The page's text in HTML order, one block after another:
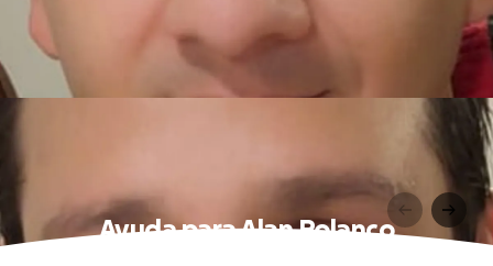
Ayuda para Alan Polanco